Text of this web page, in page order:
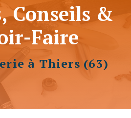
Conseils &
Faire
à Thiers (63)